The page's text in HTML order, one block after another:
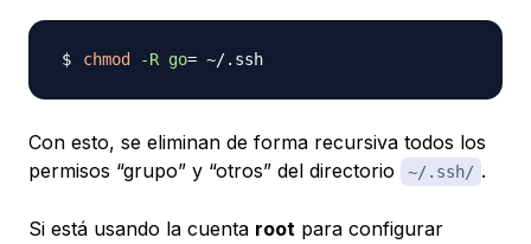
chmod -R go=
Con esto, se eliminan de forma recursiva todos los
permisos “grupo” y “otros” del directorio
~/.ssh/ .
Si está usando la cuenta root para configurar